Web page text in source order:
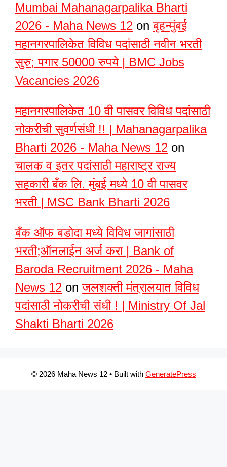
Mumbai Mahanagarpalika Bharti
2026 - Maha News 12 onबृहन्मुंबई
महानगरपालिकेत विविध पदांसाठी नवीन भरती
सुरु; पगार 50000 रुपये | BMC Jobs
Vacancies 2026
महानगरपालिकेत 10 वी पासवर विविध पदांसाठी
नोकरीची सुवर्णसंधी !! | Mahanagarpalika
Bharti 2026 - Maha News 12 on
चालक व इतर पदांसाठी महाराष्ट्र राज्य
सहकारी बँक लि. मुंबई मध्ये 10 वी पासवर
भरती | MSC Bank Bharti 2026
बँक ऑफ बडोदा मध्ये विविध जागांसाठी
भरती;ऑनलाईन अर्ज करा | Bank of
Baroda Recruitment 2026 - Maha
News 12 onजलशक्ती मंत्रालयात विविध
पदांसाठी नोकरीची संधी ! | Ministry Of Jal
Shakti Bharti 2026
© 2026 Maha News 12• Built with GeneratePress